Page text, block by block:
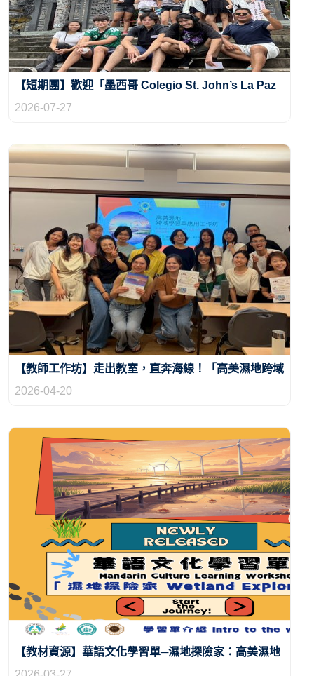
2026-07-27
【短期團】歡迎「墨西哥 Colegio St. John’s La Paz
聖約翰學院」短期團二次來訪！
2026-04-20
【教師工作坊】走出教室，直奔海線！「高美濕地跨域
學習單應用工作坊」帶你把華語課變好玩
【教材資源】華語文化學習單─濕地探險家：高美濕地